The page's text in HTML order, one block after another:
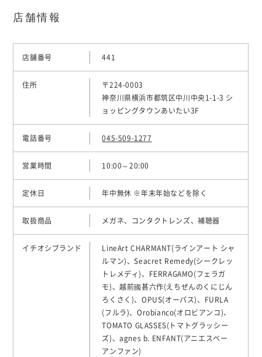
店舗情報
店舗番号 441
住所
〒224-0003
神奈川県横浜市都筑区中川中央1-1-3 シ
ョッピングタウンあいたい3F
電話番号 045-509-1277
営業時間 10:00～20:00
定休日 年中無休 ※年末年始などを除く
取扱商品 メガネ、コンタクトレンズ、補聴器
イチオシブランド
LineArt CHARMANT(ラインアート シャ
ルマン)、Seacret Remedy(シークレッ
トレメディ)、FERRAGAMO(フェラガ
モ)、越前國甚六作(えちぜんのくにじん
ろくさく)、OPUS(オーパス)、FURLA
(フルラ)、Orobianco(オロビアンコ)、
TOMATO GLASSES(トマトグラッシー
ズ)、agnes b. ENFANT(アニエスベー
アンファン)